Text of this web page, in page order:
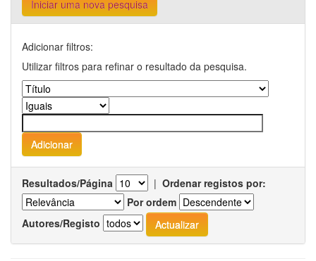
Iniciar uma nova pesquisa
Adicionar filtros:
Utilizar filtros para refinar o resultado da pesquisa.
Resultados/Página | Ordenar registos por:
Por ordem
Autores/Registo